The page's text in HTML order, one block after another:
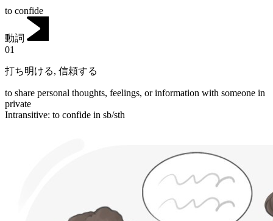
to confide
動詞
01
打ち明ける, 信頼する
to share personal thoughts, feelings, or information with someone in
private
Intransitive: to confide in sb/sth